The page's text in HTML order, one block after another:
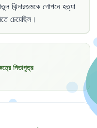
ঝিন্দারজমকে গোপনে হত্যা
চেয়েছিল।
পিতাপুত্র